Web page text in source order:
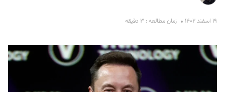
۱۹ اسفند ۱۴۰۲ زمان مطالعه : ۳ دقیقه